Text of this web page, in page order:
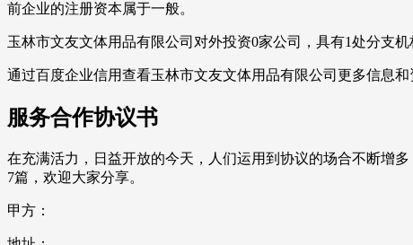
前企业的注册资本属于一般。
玉林市文友文体用品有限公司对外投资0家公司，具有1处分支机
通过百度企业信用查看玉林市文友文体用品有限公司更多信息和
服务合作协议书
在充满活力，日益开放的今天，人们运用到协议的场合不断增
7篇，欢迎大家分享。
甲方：